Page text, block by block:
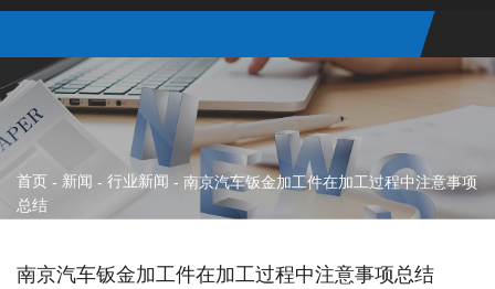
首页 - 新闻 - 行业新闻 - 南京汽车钣金加工件在加工过程中注意事项
总结
南京汽车钣金加工件在加工过程中注意事项总结